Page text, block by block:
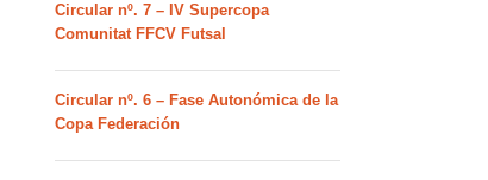
Circular nº. 7 – IV Supercopa
Comunitat FFCV Futsal
Circular nº. 6 – Fase Autonómica de la
Copa Federación